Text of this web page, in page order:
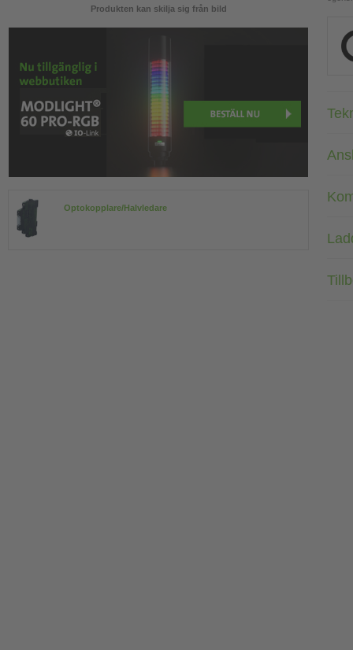
Produkten kan skilja sig från bild
Optokopplare/Halvledare